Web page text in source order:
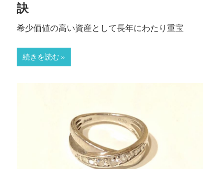
訣
希少価値の高い資産として長年にわたり重宝
続きを読む